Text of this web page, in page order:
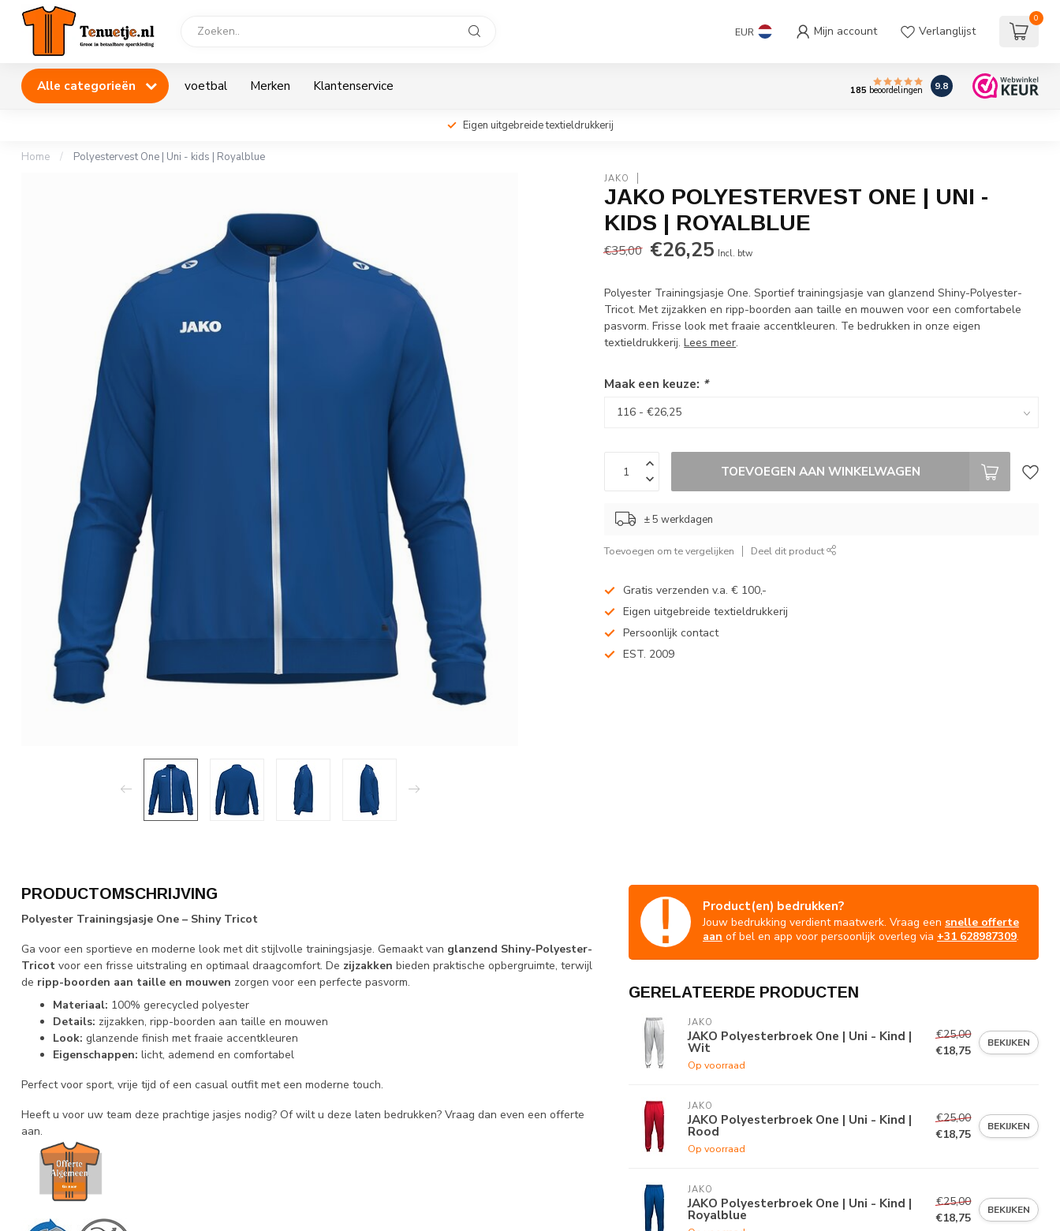
EUR Mijn account Verlanglijst
0
Alle categorieën voetbal Merken Klantenservice 185 beoordelingen 9.8
Eigen uitgebreide textieldrukkerij
Home / Polyestervest One | Uni - kids | Royalblue
JAKO
JAKO POLYESTERVEST ONE | UNI -
KIDS | ROYALBLUE
€35,00 €26,25 Incl. btw
Polyester Trainingsjasje One. Sportief trainingsjasje van glanzend Shiny-Polyester-
Tricot. Met zijzakken en ripp-boorden aan taille en mouwen voor een comfortabele
pasvorm. Frisse look met fraaie accentkleuren. Te bedrukken in onze eigen
textieldrukkerij.Lees meer.
Maak een keuze: *
TOEVOEGEN AAN WINKELWAGEN
± 5 werkdagen
Toevoegen om te vergelijken Deel dit product
Gratis verzenden v.a. € 100,-
Eigen uitgebreide textieldrukkerij
Persoonlijk contact
EST. 2009
PRODUCTOMSCHRIJVING
Polyester Trainingsjasje One – Shiny Tricot
Ga voor een sportieve en moderne look met dit stijlvolle trainingsjasje. Gemaakt van glanzend Shiny-Polyester-
Tricot voor een frisse uitstraling en optimaal draagcomfort. De zijzakken bieden praktische opbergruimte, terwijl
de ripp-boorden aan taille en mouwen zorgen voor een perfecte pasvorm.
Materiaal: 100% gerecycled polyester
Details: zijzakken, ripp-boorden aan taille en mouwen
Look: glanzende finish met fraaie accentkleuren
Eigenschappen: licht, ademend en comfortabel
Perfect voor sport, vrije tijd of een casual outfit met een moderne touch.
Heeft u voor uw team deze prachtige jasjes nodig? Of wilt u deze laten bedrukken? Vraag dan even een offerte
aan.
Product(en) bedrukken?
Jouw bedrukking verdient maatwerk. Vraag een snelle offerte
aan of bel en app voor persoonlijk overleg via +31 628987309.
GERELATEERDE PRODUCTEN
JAKO
JAKO Polyesterbroek One | Uni - Kind |
Wit
Op voorraad
€25,00
€18,75
BEKIJKEN
JAKO
JAKO Polyesterbroek One | Uni - Kind |
Rood
Op voorraad
€25,00
€18,75
BEKIJKEN
JAKO
JAKO Polyesterbroek One | Uni - Kind |
Royalblue
€25,00
€18,75
BEKIJKEN